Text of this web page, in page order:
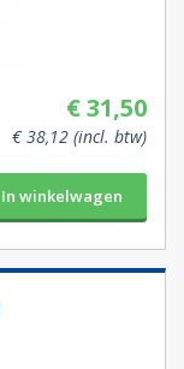
€ 31,50
€ 38,12 (incl. btw)